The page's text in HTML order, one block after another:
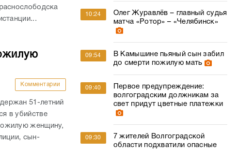
Комментарии
51-летний
в убийстве
женщину,
сын-
10:24
Олег Журавлёв – главный судья
матча «Ротор» – «Челябинск»
09:54
В Камышине пьяный сын забил
до смерти пожилую мать
09:40
Первое предупреждение:
волгоградским должникам за
свет придут цветные платежки
09:30
7 жителей Волгоградской
области подхватили опасные